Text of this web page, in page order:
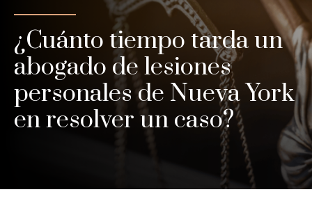
¿Cuánto tiempo tarda un
abogado de lesiones
personales de Nueva York
en resolver un caso?